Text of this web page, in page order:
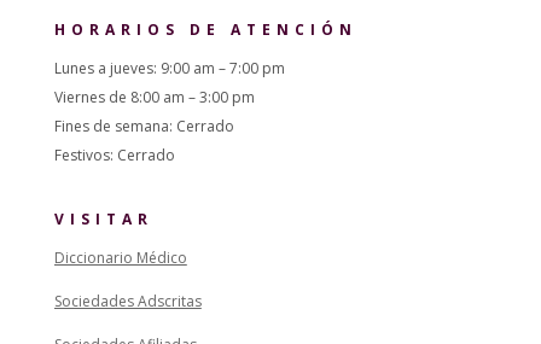
HORARIOS DE ATENCIÓN
Lunes a jueves: 9:00 am – 7:00 pm
Viernes de 8:00 am – 3:00 pm
Fines de semana: Cerrado
Festivos: Cerrado
VISITAR
Diccionario Médico
Sociedades Adscritas